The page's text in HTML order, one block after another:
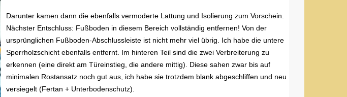
Darunter kamen dann die ebenfalls vermoderte Lattung und Isolierung zum Vorschein.
Nächster Entschluss: Fußboden in diesem Bereich vollständig entfernen! Von der
ursprünglichen Fußboden-Abschlussleiste ist nicht mehr viel übrig. Ich habe die untere
Sperrholzschicht ebenfalls entfernt. Im hinteren Teil sind die zwei Verbreiterung zu
erkennen (eine direkt am Türeinstieg, die andere mittig). Diese sahen zwar bis auf
minimalen Rostansatz noch gut aus, ich habe sie trotzdem blank abgeschliffen und neu
versiegelt (Fertan + Unterbodenschutz).